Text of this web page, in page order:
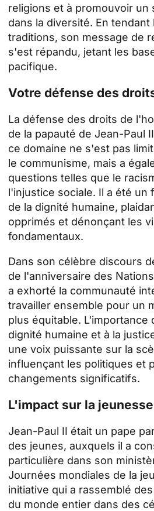
religions et à promouvoir un
dans la diversité. En tendant
traditions, son message de
s'est répandu, jetant les
pacifique.
Votre défense des
La défense des droits de
de la papauté de Jean-Paul
ce domaine ne s'est pas
le communisme, mais a
questions telles que le
l'injustice sociale. Il a été un
de la dignité humaine,
opprimés et dénonçant les
fondamentaux.
Dans son célèbre discours
de l'anniversaire des
a exhorté la communauté
travailler ensemble pour un
plus équitable. L'importance
dignité humaine et à la
une voix puissante sur la
influençant les politiques et
changements significatifs.
L'impact sur la jeunesse
Jean-Paul II était un pape
des jeunes, auxquels il a
particulière dans son
Journées mondiales de la
initiative qui a rassemblé
du monde entier dans des